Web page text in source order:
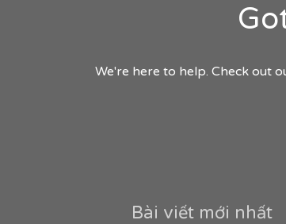
We're here to help. Check out
Bài viết mới nhất